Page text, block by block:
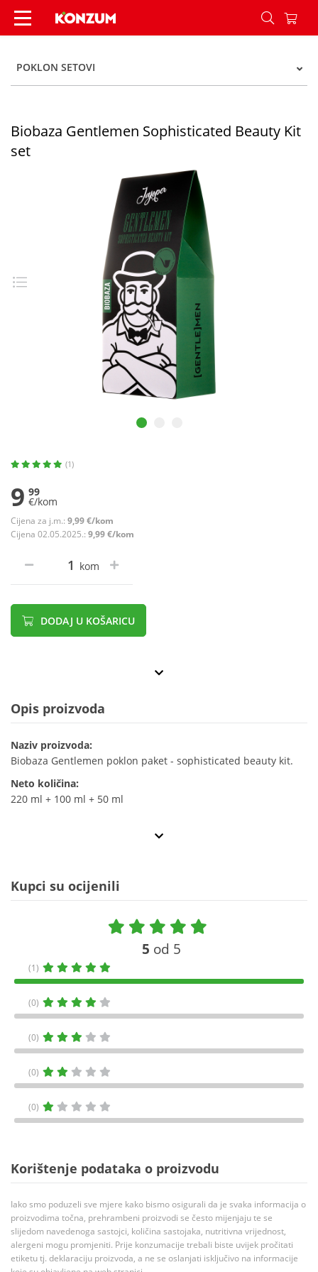
Biobaza Gentlemen Sophisticated Beauty Kit set
POKLON SETOVI
Biobaza Gentlemen Sophisticated Beauty Kit
set
(1)
9 99
€/kom
Cijena za j.m.: 9,99 €/kom
Cijena 02.05.2025.: 9,99 €/kom
kom
DODAJ U KOŠARICU
Opis proizvoda
Naziv proizvoda:
Biobaza Gentlemen poklon paket - sophisticated beauty kit.
Neto količina:
220 ml + 100 ml + 50 ml
Kupci su ocijenili
5 od 5
(1)
(0)
(0)
(0)
(0)
Korištenje podataka o proizvodu
Iako smo poduzeli sve mjere kako bismo osigurali da je svaka informacija o
proizvodima točna, prehrambeni proizvodi se često mijenjaju te se
slijedom navedenoga sastojci, količina sastojaka, nutritivna vrijednost,
alergeni mogu promjeniti. Prije konzumacije trebali biste uvijek pročitati
etiketu tj. deklaraciju proizvoda, a ne se oslanjati isključivo na informacije